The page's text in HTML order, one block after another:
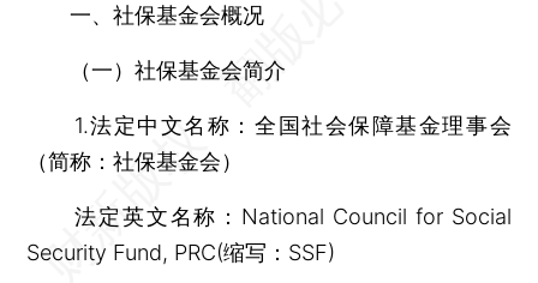
一、社保基金会概况
（一）社保基金会简介
1.法定中文名称：全国社会保障基金理事会
（简称：社保基金会）
法定英文名称：National Council for Social
Security Fund, PRC(缩写：SSF)